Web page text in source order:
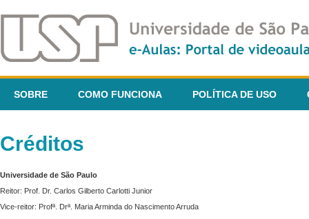
SOBRE COMO FUNCIONA POLÍTICA DE USO
Créditos
Universidade de São Paulo
Reitor: Prof. Dr. Carlos Gilberto Carlotti Junior
Vice-reitor: Profª. Drª. Maria Arminda do Nascimento Arruda